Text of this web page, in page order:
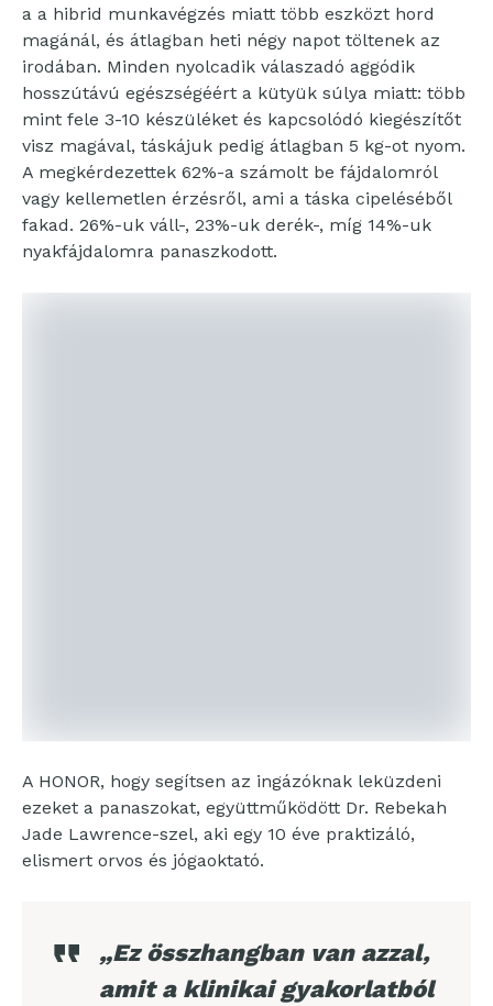
a a hibrid munkavégzés miatt több eszközt hord
magánál, és átlagban heti négy napot töltenek az
irodában. Minden nyolcadik válaszadó aggódik
hosszútávú egészségéért a kütyük súlya miatt: több
mint fele 3-10 készüléket és kapcsolódó kiegészítőt
visz magával, táskájuk pedig átlagban 5 kg-ot nyom.
A megkérdezettek 62%-a számolt be fájdalomról
vagy kellemetlen érzésről, ami a táska cipeléséből
fakad. 26%-uk váll-, 23%-uk derék-, míg 14%-uk
nyakfájdalomra panaszkodott.
A HONOR, hogy segítsen az ingázóknak leküzdeni
ezeket a panaszokat, együttműködött Dr. Rebekah
Jade Lawrence-szel, aki egy 10 éve praktizáló,
elismert orvos és jógaoktató.
„Ez összhangban van azzal,
amit a klinikai gyakorlatból